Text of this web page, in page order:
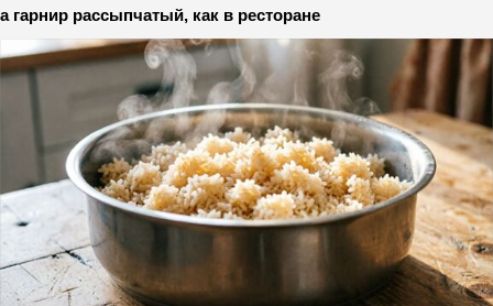
а гарнир рассыпчатый, как в ресторане